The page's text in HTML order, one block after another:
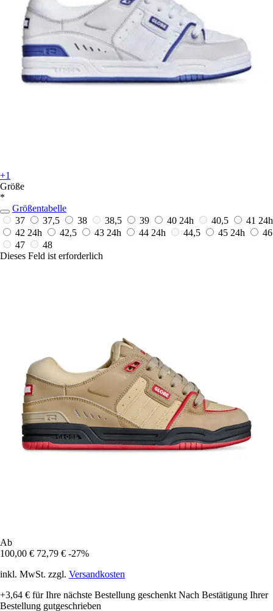
+1
Größe
*
Größentabelle
37
37,5 38 38,5 39 40 24h 40,5 41 24h
42 24h 42,5 43 24h 44 24h 44,5 45 24h
46
47
48
Dieses Feld ist erforderlich
Ab
100,00 € 72,79 € -27%
inkl. MwSt. zzgl. Versandkosten
+3,64 € für Ihre nächste Bestellung geschenkt Nach Bestätigung Ihrer
Bestellung gutgeschrieben